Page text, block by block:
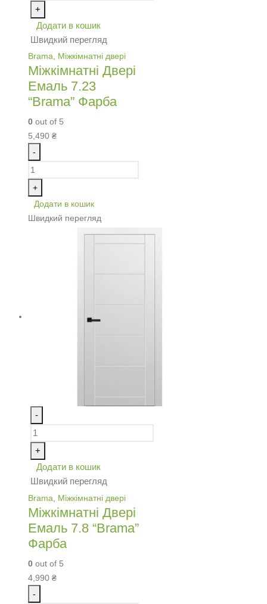
+
Додати в кошик
Швидкий перегляд
Brama, Міжкімнатні двері
Міжкімнатні Двері
Емаль 7.23
“Brama” Фарба
0 out of 5
5,490 ₴
-
+
Додати в кошик
Швидкий перегляд
-
+
Додати в кошик
Швидкий перегляд
Brama Міжкімнатні двері
Міжкімнатні Двері
Емаль 7.8 “Brama”
Фарба
0 out of 5
4,990 ₴
-